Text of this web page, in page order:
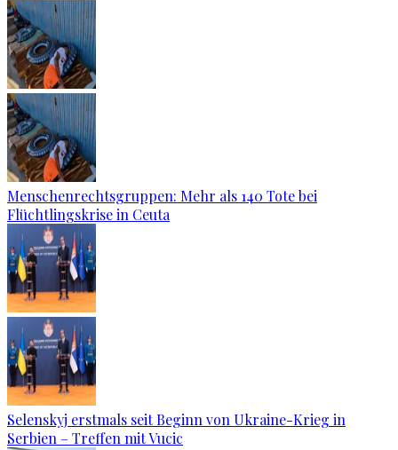
Menschenrechtsgruppen: Mehr als 140 Tote bei
Flüchtlingskrise in Ceuta
Selenskyj erstmals seit Beginn von Ukraine-Krieg in
Serbien – Treffen mit Vucic